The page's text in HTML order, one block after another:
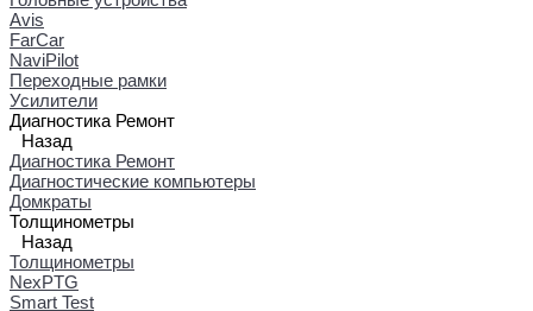
Avis
FarCar
NaviPilot
Переходные рамки
Усилители
Диагностика Ремонт
Назад
Диагностика Ремонт
Диагностические компьютеры
Домкраты
Толщинометры
Назад
Толщинометры
NexPTG
Smart Test